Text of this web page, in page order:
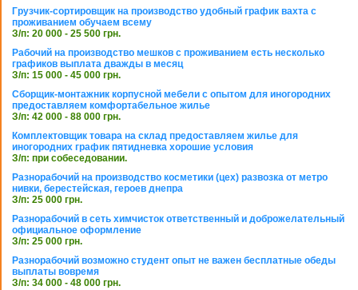
Грузчик-сортировщик на производство удобный график вахта с
проживанием обучаем всему
З/п: 20 000 - 25 500 грн.
Рабочий на производство мешков с проживанием есть несколько
графиков выплата дважды в месяц
З/п: 15 000 - 45 000 грн.
Сборщик-монтажник корпусной мебели с опытом для иногородних
предоставляем комфортабельное жилье
З/п: 42 000 - 88 000 грн.
Комплектовщик товара на склад предоставляем жилье для
иногородних график пятидневка хорошие условия
З/п: при собеседовании.
Разнорабочий на производство косметики (цех) развозка от метро
нивки, берестейская, героев днепра
З/п: 25 000 грн.
Разнорабочий в сеть химчисток ответственный и доброжелательный
официальное оформление
З/п: 25 000 грн.
Разнорабочий возможно студент опыт не важен бесплатные обеды
выплаты вовремя
З/п: 34 000 - 48 000 грн.